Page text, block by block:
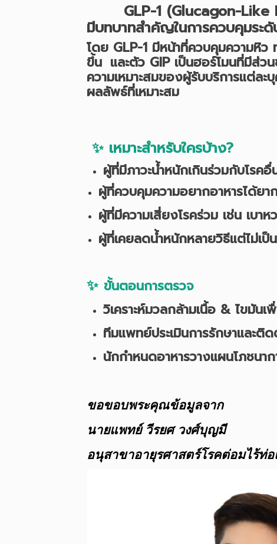
GLP-1 (Glucagon-Like
มีบทบาทสำคัญในการควบคุมระดั
โดย GLP-1 มีหน้าที่ควบคุมความหิว
ขึ้น และตัว GIP เป็นฮอร์โมนที่มีส่ว
ความเหมาะสมของผู้รับบริการแต่ล
ผลลัพธ์ที่เหมาะสม
✨ เหมาะสำหรับใครบ้าง?
ผู้ที่มีภาวะน้ำหนักเกินร่วมกับโรค
ผู้ที่ควบคุมความอยากอาหารได้ยา
ผู้ที่มีความเสี่ยงโรคร่วม เช่น เบา
ผู้ที่เคยลดน้ำหนักหลายวิธีแต่ไม่เป็
✨ ขั้นตอนการตรวจ
วิเคราะห์มวลกล้ามเนื้อ & ไขมันเ
ทีมแพทย์ประเมินการรักษาและ
นักกำหนดอาหารวางแผนโภชนาก
ขอขอบพระคุณข้อมูลจาก
นายแพทย์ วีรยศ วงศ์บุญมี
อนุสาขาอายุรศาสตร์โรคต่อมไร้ท่